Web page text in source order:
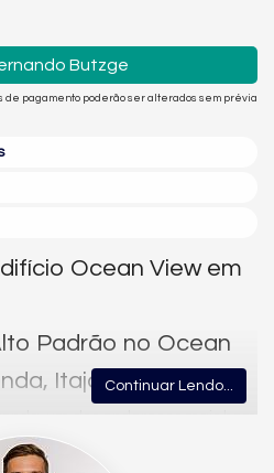
Butzge
de pagamento poderão ser alterados sem prévia
Ocean View em
Padrão no Ocean
Itajaí
View reúne 158,10 m² de área
em um projeto pensado para
Continuar Lendo...